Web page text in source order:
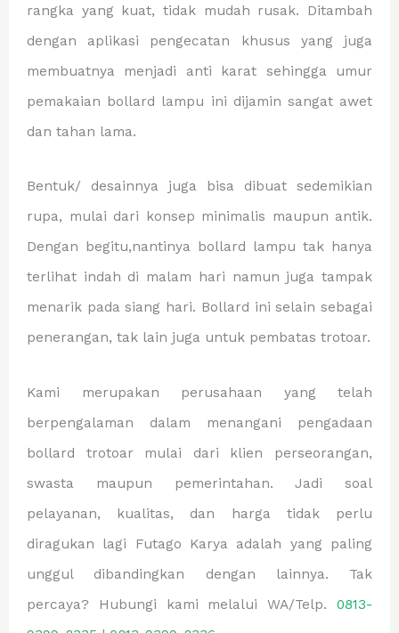
rangka yang kuat, tidak mudah rusak. Ditambah
dengan aplikasi pengecatan khusus yang juga
membuatnya menjadi anti karat sehingga umur
pemakaian bollard lampu ini dijamin sangat awet
dan tahan lama.
Bentuk/ desainnya juga bisa dibuat sedemikian
rupa, mulai dari konsep minimalis maupun antik.
Dengan begitu,nantinya bollard lampu tak hanya
terlihat indah di malam hari namun juga tampak
menarik pada siang hari. Bollard ini selain sebagai
penerangan, tak lain juga untuk pembatas trotoar.
Kami merupakan perusahaan yang telah
berpengalaman dalam menangani pengadaan
bollard trotoar mulai dari klien perseorangan,
swasta maupun pemerintahan. Jadi soal
pelayanan, kualitas, dan harga tidak perlu
diragukan lagi Futago Karya adalah yang paling
unggul dibandingkan dengan lainnya. Tak
percaya? Hubungi kami melalui WA/Telp. 0813-